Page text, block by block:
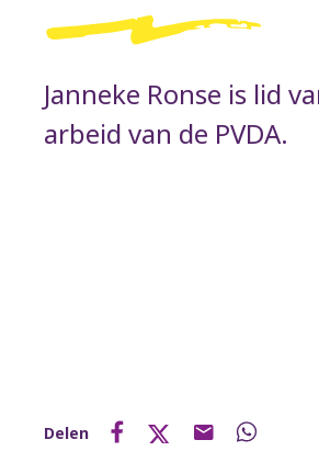
Janneke Ronse is lid
arbeid van de PVDA.
Delen